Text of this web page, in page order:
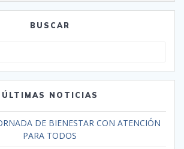
BUSCAR
ÚLTIMAS NOTICIAS
DE BIENESTAR CON ATENCIÓN
PARA TODOS